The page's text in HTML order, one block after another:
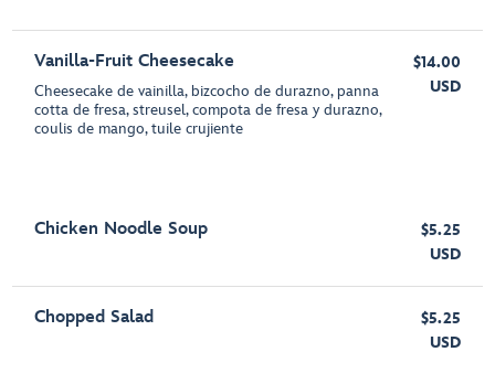
Vanilla-Fruit Cheesecake
Cheesecake de vainilla, bizcocho de durazno, panna
cotta de fresa, streusel, compota de fresa y durazno,
coulis de mango, tuile crujiente
$14.00
USD
Chicken Noodle Soup
$5.25
USD
Chopped Salad
$5.25
USD